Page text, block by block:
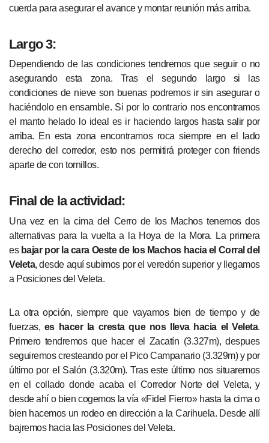
cuerda para asegurar el avance y montar reunión más arriba.
Largo 3:
Dependiendo de las condiciones tendremos que seguir o no
asegurando esta zona. Tras el segundo largo si las
condiciones de nieve son buenas podremos ir sin asegurar o
haciéndolo en ensamble. Si por lo contrario nos encontramos
el manto helado lo ideal es ir haciendo largos hasta salir por
arriba. En esta zona encontramos roca siempre en el lado
derecho del corredor, esto nos permitirá proteger con friends
aparte de con tornillos.
Final de la actividad:
Una vez en la cima del Cerro de los Machos tenemos dos
alternativas para la vuelta a la Hoya de la Mora. La primera
es bajar por la cara Oeste de los Machos hacia el Corral del
Veleta, desde aquí subimos por el veredón superior y llegamos
a Posiciones del Veleta.
La otra opción, siempre que vayamos bien de tiempo y de
fuerzas, es hacer la cresta que nos lleva hacia el Veleta.
Primero tendremos que hacer el Zacatín (3.327m), despues
seguiremos cresteando por el Pico Campanario (3.329m) y por
último por el Salón (3.320m). Tras este último nos situaremos
en el collado donde acaba el Corredor Norte del Veleta, y
desde ahí o bien cogemos la vía «Fidel Fierro» hasta la cima o
bien hacemos un rodeo en dirección a la Carihuela. Desde allí
bajremos hacia las Posiciones del Veleta.